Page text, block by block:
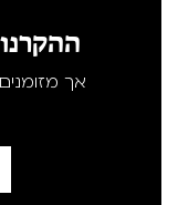
אך